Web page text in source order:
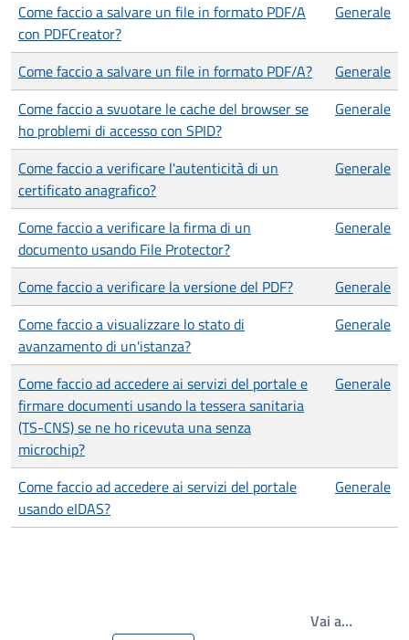
Come faccio a salvare un file in formato PDF/A
con PDFCreator?
Generale
Come faccio a salvare un file in formato PDF/A?
Generale
Come faccio a svuotare le cache del browser se
ho problemi di accesso con SPID?
Generale
Come faccio a verificare l'autenticità di un
certificato anagrafico?
Generale
Come faccio a verificare la firma di un
documento usando File Protector?
Generale
Come faccio a verificare la versione del PDF?
Generale
Come faccio a visualizzare lo stato di
avanzamento di un'istanza?
Generale
Come faccio ad accedere ai servizi del portale e
firmare documenti usando la tessera sanitaria
(TS-CNS) se ne ho ricevuta una senza
microchip?
Generale
Come faccio ad accedere ai servizi del portale
usando eIDAS?
Generale
Vai a…